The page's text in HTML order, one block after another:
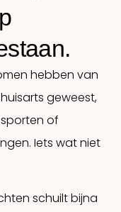
hebben van
geweest,
of
Iets wat niet
schuilt bijna